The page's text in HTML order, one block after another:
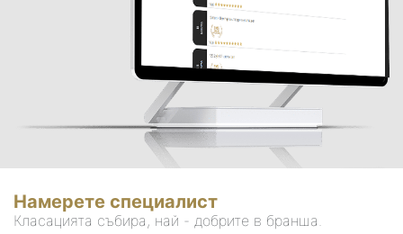
Намерете специалист
Класацията събира, най - добрите в бранша.